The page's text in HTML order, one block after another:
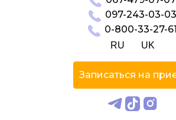
097-243-03-03
0-800-33-27-61
RU UK
Записаться на